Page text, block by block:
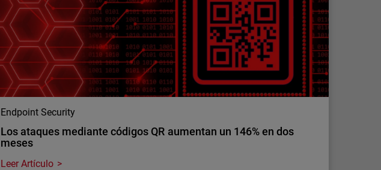
A medida que crece el número de clientes y puntos de acceso, también
aumenta la complejidad para los MSP. Simplifica la seguridad de
identidades sin añadir más herramientas.
Endpoint Security
Los ataques mediante códigos QR aumentan un 146% en dos
meses
Leer Artículo